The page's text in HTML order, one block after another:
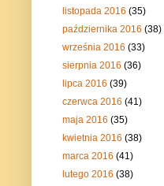
listopada 2016(35)
października 2016(38)
września 2016(33)
sierpnia 2016(36)
lipca 2016(39)
czerwca 2016(41)
maja 2016(35)
kwietnia 2016(38)
marca 2016(41)
lutego 2016(38)